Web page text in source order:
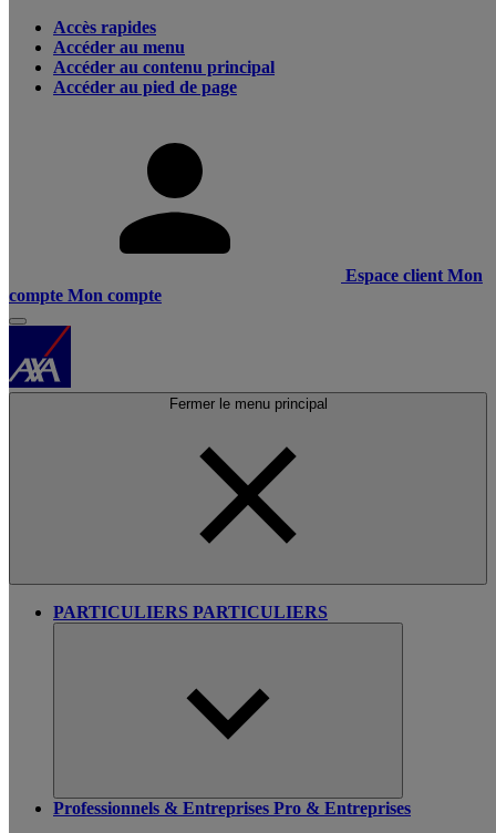
Accès rapides
Accéder au menu
Accéder au contenu principal
Accéder au pied de page
Espace client Mon
compte Mon compte
Fermer le menu principal
PARTICULIERS PARTICULIERS
Professionnels & Entreprises Pro & Entreprises